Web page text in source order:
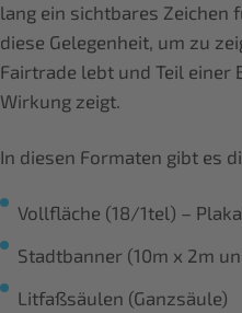
lang ein sichtbares Zeichen
diese Gelegenheit, um zu
Fairtrade lebt und Teil
Wirkung zeigt.
In diesen Formaten gibt es
Vollfläche (18/1tel) –
Stadtbanner (10m x 2m
Litfaßsäulen (Ganzsäule)